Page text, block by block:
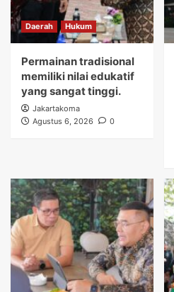
Daerah Hukum
Permainan tradisional
memiliki nilai edukatif
yang sangat tinggi.
Jakartakoma
Agustus 6, 2026
0